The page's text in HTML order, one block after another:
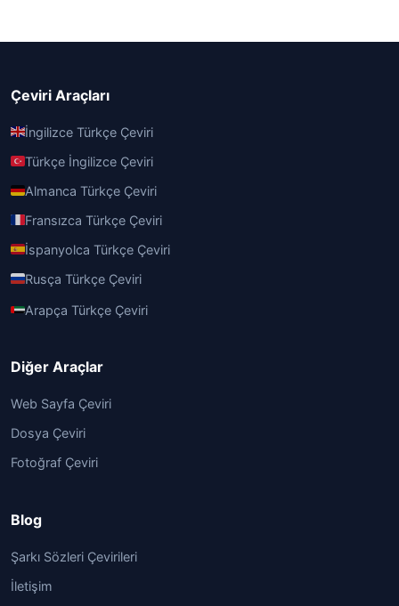
Çeviri Araçları
İngilizce Türkçe Çeviri
Türkçe İngilizce Çeviri
Almanca Türkçe Çeviri
Fransızca Türkçe Çeviri
İspanyolca Türkçe Çeviri
Rusça Türkçe Çeviri
Arapça Türkçe Çeviri
Diğer Araçlar
Web Sayfa Çeviri
Dosya Çeviri
Fotoğraf Çeviri
Blog
Şarkı Sözleri Çevirileri
İletişim